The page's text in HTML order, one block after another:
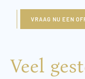
VRAAG NU EEN
Veel